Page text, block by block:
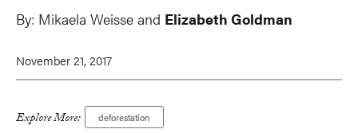
By: Mikaela Weisse and Elizabeth Goldman
November 21, 2017
Explore More: deforestation